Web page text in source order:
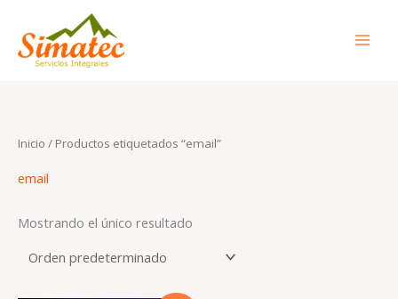
contenido
Inicio / Productos etiquetados “email”
email
Mostrando el único resultado